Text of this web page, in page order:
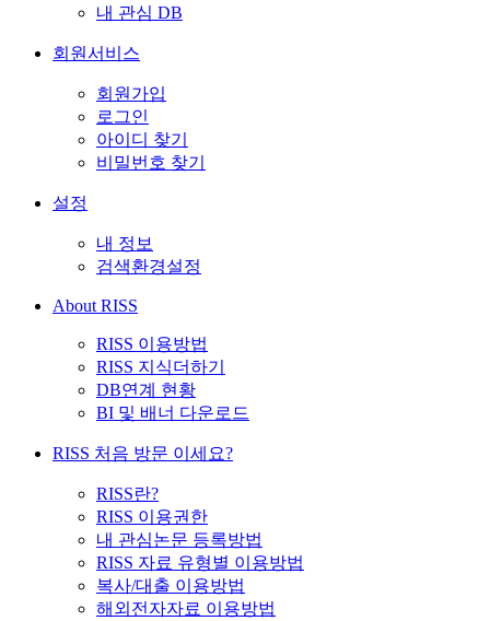
내 관심 DB
회원서비스
회원가입
로그인
아이디 찾기
비밀번호 찾기
설정
내 정보
검색환경설정
About RISS
RISS 이용방법
RISS 지식더하기
DB연계 현황
BI 및 배너 다운로드
RISS 처음 방문 이세요?
RISS란?
RISS 이용권한
내 관심논문 등록방법
RISS 자료 유형별 이용방법
복사/대출 이용방법
해외전자자료 이용방법